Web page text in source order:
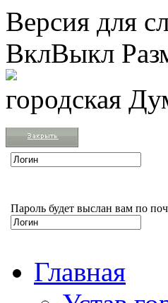
Версия для
ВклВыкл
городская
Пароль будет выслан вам по
Главная